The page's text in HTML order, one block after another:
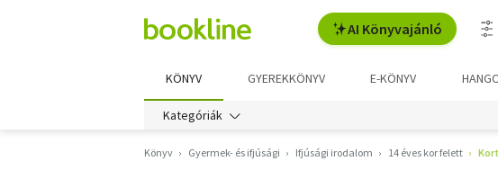
AI Könyvajánló
KÖNYV GYEREKKÖNYV E-KÖNYV
Kategóriák
Könyv Gyermek- és ifjúsági Ifjúsági irodalom 14 éves kor felett